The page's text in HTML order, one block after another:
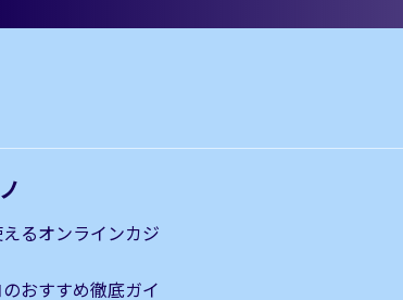
るオンラインカジ
おすすめ徹底ガイ